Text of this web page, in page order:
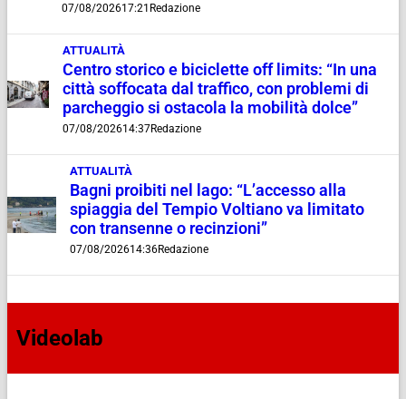
07/08/202617:21 Redazione
ATTUALITÀ
Centro storico e biciclette off limits: “In una
città soffocata dal traffico, con problemi di
parcheggio si ostacola la mobilità dolce”
07/08/202614:37Redazione
ATTUALITÀ
Bagni proibiti nel lago: “L’accesso alla
spiaggia del Tempio Voltiano va limitato
con transenne o recinzioni”
07/08/202614:36Redazione
Videolab